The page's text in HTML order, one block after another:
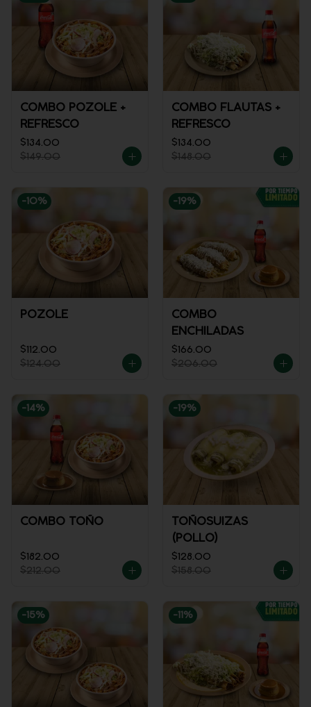
COMBO POZOLE +
REFRESCO
$134.00
$149.00
COMBO FLAUTAS +
REFRESCO
$134.00
$148.00
-10%
POZOLE
$112.00
$124.00
-19%
COMBO
ENCHILADAS
$166.00
$206.00
-14%
COMBO TOÑO
$182.00
$212.00
-19%
TOÑOSUIZAS
(POLLO)
$128.00
$158.00
-15% -11 %